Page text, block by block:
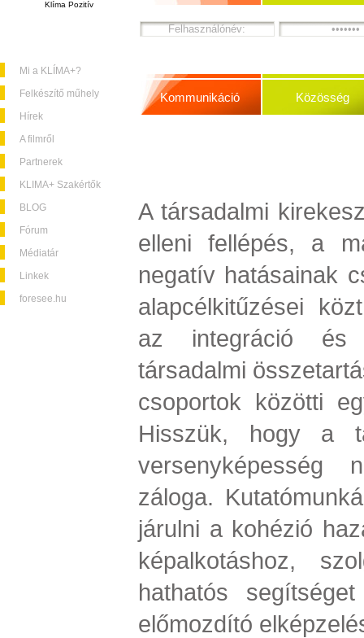
Klíma Pozitív
Mi a KLÍMA+?
Felkészítő műhely
Hírek
A filmről
Partnerek
KLIMA+ Szakértők
BLOG
Fórum
Médiatár
Linkek
foresee.hu
Kommunikáció Közösség
A társadalmi
elleni fellépés, a
negatív hatásainak
alapcélkitűzései
az integráció és
társadalmi
csoportok közötti
Hisszük, hogy a
versenyképesség
záloga.
járulni a kohézió
képalkotáshoz,
hathatós
előmozdító